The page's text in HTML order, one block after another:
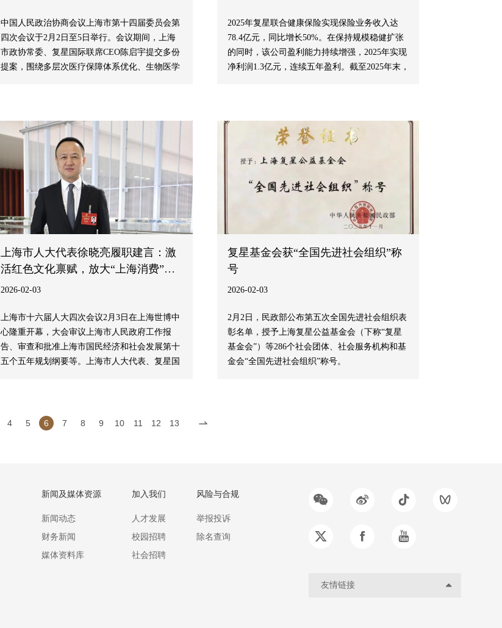
中国人民政治协商会议上海市第十四届委员会第
四次会议于2月2日至5日举行。会议期间，上海
市政协常委、复星国际联席CEO陈启宇提交多份
提案，围绕多层次医疗保障体系优化、生物医学
全球影响力的生物医药创新高地和积极应对人口
老龄化的“上海方案”。
2025年复星联合健康保险实现保险业务收入达
78.4亿元，同比增长50%。在保持规模稳健扩张
的同时，该公司盈利能力持续增强，2025年实现
净利润1.3亿元，连续五年盈利。截至2025年末，
上海市人大代表徐晓亮履职建言：激
活红色文化禀赋，放大“上海消费”品
牌效应
2026-02-03
上海市十六届人大四次会议2月3日在上海世博中
心隆重开幕，大会审议上海市人民政府工作报
告、审查和批准上海市国民经济和社会发展第十
五个五年规划纲要等。上海市人大代表、复星国
复星基金会获“全国先进社会组织”称
号
2026-02-03
2月2日，民政部公布第五次全国先进社会组织表
彰名单，授予上海复星公益基金会（下称“复星
基金会”）等286个社会团体、社会服务机构和基
金会“全国先进社会组织”称号。
4 5 6 7 8 9 10 11 12 13
新闻及媒体资源
新闻动态
财务新闻
媒体资料库
加入我们
人才发展
校园招聘
社会招聘
风险与合规
举报投诉
除名查询
友情链接